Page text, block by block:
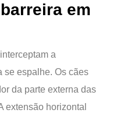
em
a
se espalhe. Os cães
da parte externa das
extensão horizontal